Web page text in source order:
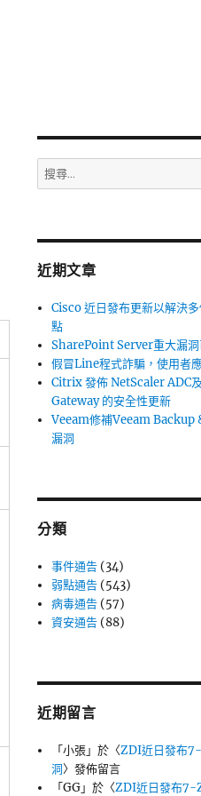
搜
尋
字:
近期文章
Cisco 近日發布更新以解決
點
SharePoint Server重大漏洞
假冒Line程式詐騙，使用者
Citrix 發佈 NetScaler ADC
Gateway 的安全性更新
Veeam修補Veeam
漏洞
分類
事件通告 (34)
弱點通告 (543)
病毒通告 (57)
資安通告 (88)
近期留言
「小張」於〈ZDI近日發布
洞〉發佈留言
「GG」於〈ZDI近日發布7-